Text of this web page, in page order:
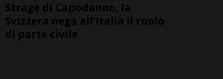
Strage di Capodanno, la
Svizzera nega all’Italia il ruolo
di parte civile